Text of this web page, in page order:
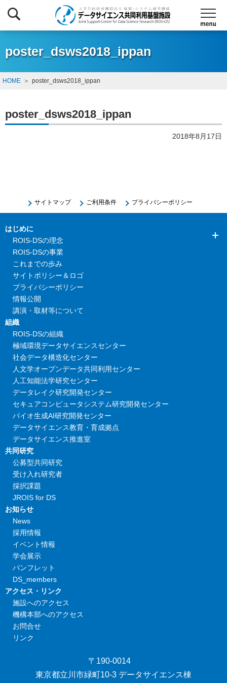
poster_dsws2018_ippan
HOME poster_dsws2018_ippan
poster_dsws2018_ippan
2018年8月17日
サイトマップ ご利用条件 プライバシーポリシー
はじめに
ROIS-DSの理念
ROIS-DSの事業
これまでの歩み
サイトポリシー＆ロゴ
プライバシーポリシー
情報公開
講演・取材等について
組織
ROIS-DSの組織
極域環境データサイエンスセンター
社会データ構造化センター
人文学オープンデータ共同利用センター
人工知能法学研究センター
データレイク研究開発センター
セキュアコンピュータシステム研究開発センター
バイオ生成AI研究開発センター
データサイエンス教育・育成拠点
データサイエンス推進室
共同研究
公募型共同研究
受け入れ研究者
採択課題
JROIS for DS
お知らせ
News
採用情報
イベント情報
学会展示
パンフレット
DS_members
アクセス・リンク
施設へのアクセス
機構本部へのアクセス
お問合せ
リンク
〒190-0014
東京都立川市緑町10-3 データサイエンス棟